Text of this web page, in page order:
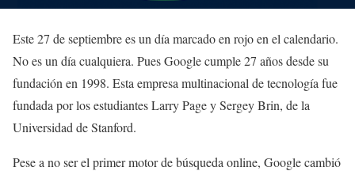
Este 27 de septiembre es un día marcado en rojo en el calendario.
No es un día cualquiera. Pues Google cumple 27 años desde su
fundación en 1998. Esta empresa multinacional de tecnología fue
fundada por los estudiantes Larry Page y Sergey Brin, de la
Universidad de Stanford.
Pese a no ser el primer motor de búsqueda online, Google cambió